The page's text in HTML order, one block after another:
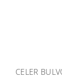
CELER